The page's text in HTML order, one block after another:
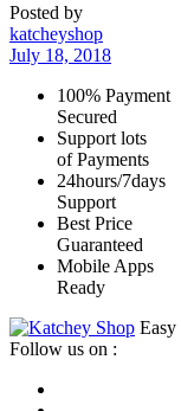
Posted by
katcheyshop
July 18, 2018
100% Payment
Secured
Support lots
of Payments
24hours/7days
Support
Best Price
Guaranteed
Mobile Apps
Ready
Easy
Follow us on :